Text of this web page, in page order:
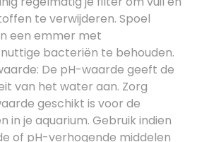
te verwijderen. Spoel
een emmer met
bacteriën te behouden.
De pH-waarde geeft de
van het water aan. Zorg
geschikt is voor de
in je aquarium. Gebruik indien
of pH-verhogende middelen